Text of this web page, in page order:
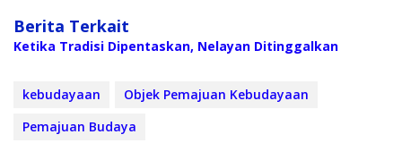
Berita Terkait
Ketika Tradisi Dipentaskan, Nelayan Ditinggalkan
kebudayaan
Objek Pemajuan Kebudayaan
Pemajuan Budaya